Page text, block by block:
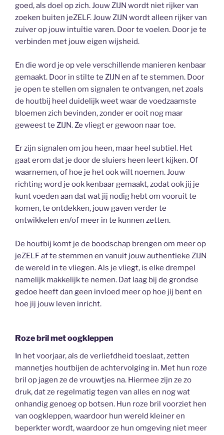
goed, als doel op zich. Jouw ZIJN wordt niet rijker van
zoeken buiten jeZELF. Jouw ZIJN wordt alleen rijker van
zuiver op jouw intuïtie varen. Door te voelen. Door je te
verbinden met jouw eigen wijsheid.
En die word je op vele verschillende manieren kenbaar
gemaakt. Door in stilte te ZIJN en af te stemmen. Door
je open te stellen om signalen te ontvangen, net zoals
de houtbij heel duidelijk weet waar de voedzaamste
bloemen zich bevinden, zonder er ooit nog maar
geweest te ZIJN. Ze vliegt er gewoon naar toe.
Er zijn signalen om jou heen, maar heel subtiel. Het
gaat erom dat je door de sluiers heen leert kijken. Of
waarnemen, of hoe je het ook wilt noemen. Jouw
richting word je ook kenbaar gemaakt, zodat ook jij je
kunt voeden aan dat wat jij nodig hebt om vooruit te
komen, te ontdekken, jouw gaven verder te
ontwikkelen en/of meer in te kunnen zetten.
De houtbij komt je de boodschap brengen om meer op
jeZELF af te stemmen en vanuit jouw authentieke ZIJN
de wereld in te vliegen. Als je vliegt, is elke drempel
namelijk makkelijk te nemen. Dat laag bij de grondse
gedoe heeft dan geen invloed meer op hoe jij bent en
hoe jij jouw leven inricht.
Roze bril met oogkleppen
In het voorjaar, als de verliefdheid toeslaat, zetten
mannetjes houtbijen de achtervolging in. Met hun roze
bril op jagen ze de vrouwtjes na. Hiermee zijn ze zo
druk, dat ze regelmatig tegen van alles en nog wat
onhandig genoeg op botsen. Hun roze bril voorziet hen
van oogkleppen, waardoor hun wereld kleiner en
beperkter wordt, waardoor ze hun omgeving niet meer